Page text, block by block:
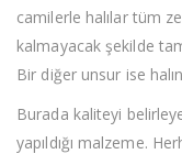
camilerle halılar tüm
kalmayacak şekilde
Bir diğer unsur ise
Burada kaliteyi
yapıldığı malzeme.